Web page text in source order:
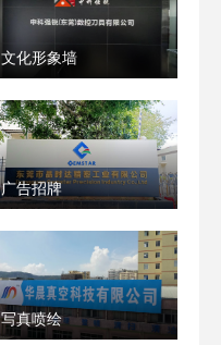
文化形象墙
广告招牌
写真喷绘